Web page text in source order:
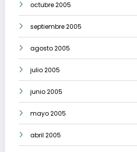
octubre 2005
septiembre 2005
agosto 2005
julio 2005
junio 2005
mayo 2005
abril 2005